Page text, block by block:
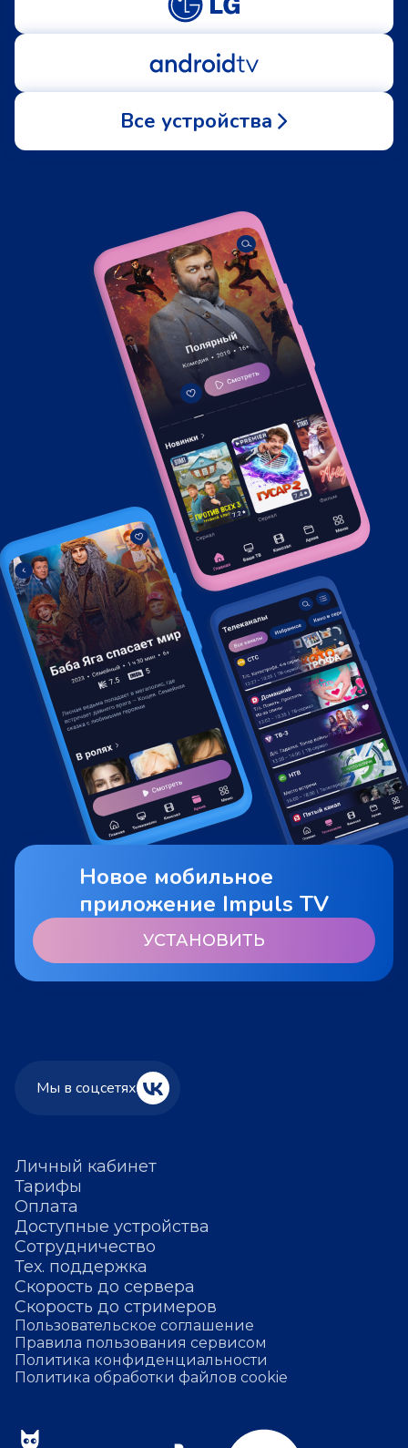
Все устройства
Новое мобильное
приложение Impuls TV
УСТАНОВИТЬ
Личный кабинет
Тарифы
Оплата
Доступные устройства
Сотрудничество
Тех. поддержка
Скорость до сервера
Скорость до стримеров
Пользовательское соглашение
Правила пользования сервисом
Политика конфиденциальности
Политика обработки файлов cookie
Мы в соцсетях